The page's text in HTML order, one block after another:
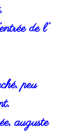
de l’
peu
auguste